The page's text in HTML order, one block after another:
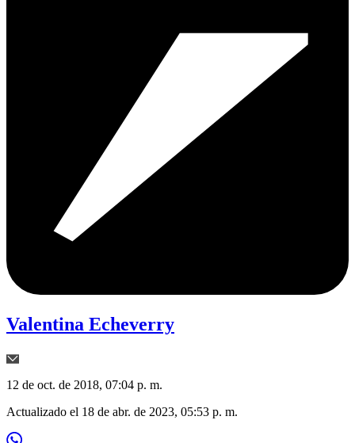
Valentina Echeverry
12 de oct. de 2018, 07:04 p. m.
Actualizado el 18 de abr. de 2023, 05:53 p. m.